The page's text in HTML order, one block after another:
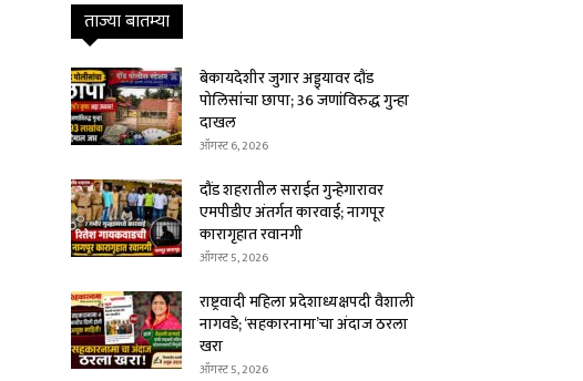
ताज्या बातम्या
बेकायदेशीर जुगार अड्ड्यावर दौंड
पोलिसांचा छापा; 36 जणांविरुद्ध गुन्हा
दाखल
ऑगस्ट 6, 2026
दौंड शहरातील सराईत गुन्हेगारावर
एमपीडीए अंतर्गत कारवाई; नागपूर
कारागृहात रवानगी
ऑगस्ट 5, 2026
राष्ट्रवादी महिला प्रदेशाध्यक्षपदी वैशाली
नागवडे; ‘सहकारनामा’चा अंदाज ठरला
खरा
ऑगस्ट 5, 2026